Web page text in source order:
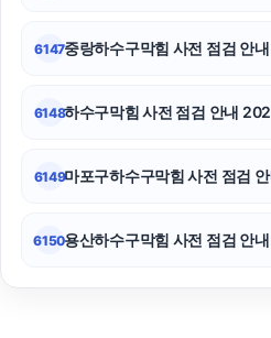
6147중랑하수구막힘 사전 점검 안
6148하수구막힘 사전 점검 안내
6149마포구하수구막힘 사전 점검
6150용산하수구막힘 사전 점검 안